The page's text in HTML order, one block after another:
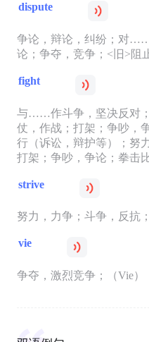
dispute
争论，辩论，纠纷；对
论；争夺，竞争；<旧>阻
fight
与……作斗争，坚决反对
仗，作战；打架；争吵，
行（诉讼，辩护等）；努
打架；争吵，争论；拳击
strive
努力，力争；斗争，反抗；
vie
争夺，激烈竞争；（Vie）